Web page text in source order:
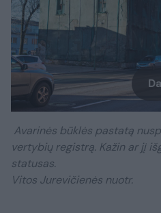
Avarinės būklės pastatą
vertybių registrą. Kažin ar jį
statusas.
Vitos Jurevičienės nuotr.